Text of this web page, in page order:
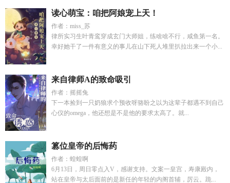
读心萌宝：咱把阿娘宠上天！
作者：miss_苏
律所实习生叶青鸾穿成玄门大师姐，练啥啥不行，咸鱼第一名。
幸好她干了一件有意义的事儿在山下死人堆里扒拉出来一个小...
来自律师A的致命吸引
作者：摇摇兔
下一本捡到一只奶狼求个预收呀骆盼之以为这辈子都遇不到自己
心仪的omega，他还想是不是他的要求太高了。就...
篡位皇帝的后悔药
作者：蝗蝗啊
6月13日，周日零点入V，感谢支持。文案一皇宫，寿康殿内，
站在皇帝与太后面前的是新任的年轻的内阁首辅，厉云。跪...